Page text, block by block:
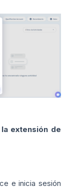
extensión de
e inicia sesión